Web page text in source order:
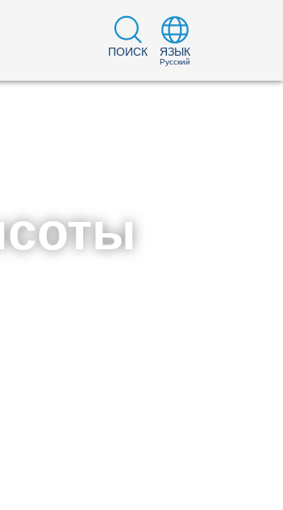
ПОИСК ЯЗЫК
Русский